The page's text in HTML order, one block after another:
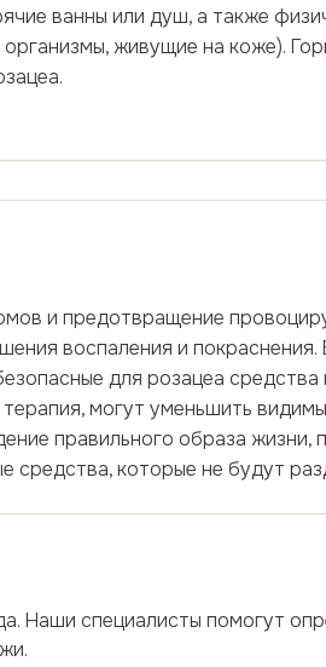
ванны или душ, а также
живущие на коже).
и предотвращение
воспаления и
для розацеа
могут уменьшить
правильного образа жизни,
средства, которые не будут
Наши специалисты помогут